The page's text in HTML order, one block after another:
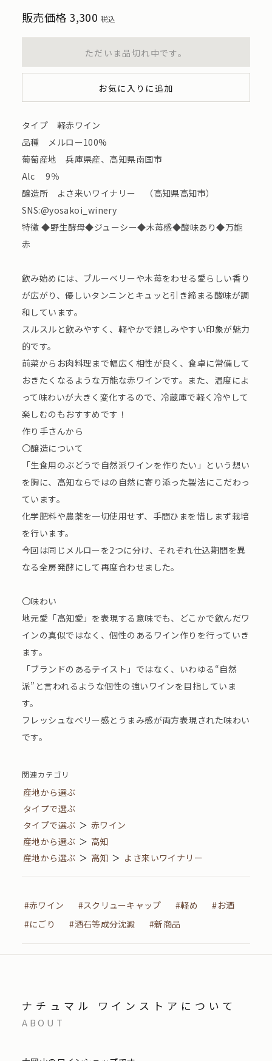
販売価格 3,300 税込
ただいま品切れ中です。
お気に入りに追加
タイプ 軽赤ワイン
品種 メルロー100%
葡萄産地 兵庫県産、高知県南国市
Alc 9％
醸造所 よさ来いワイナリー （高知県高知市）
SNS:@yosakoi_winery
特徴 ◆野生酵母◆ジューシー◆木苺感◆酸味あり◆万能
赤
飲み始めには、ブルーベリーや木苺をわせる愛らしい香り
が広がり、優しいタンニンとキュッと引き締まる酸味が調
和しています。
スルスルと飲みやすく、軽やかで親しみやすい印象が魅力
的です。
前菜からお肉料理まで幅広く相性が良く、食卓に常備して
おきたくなるような万能な赤ワインです。また、温度によ
って味わいが大きく変化するので、冷蔵庫で軽く冷やして
楽しむのもおすすめです！
作り手さんから
〇醸造について
「生食用のぶどうで自然派ワインを作りたい」という想い
を胸に、高知ならではの自然に寄り添った製法にこだわっ
ています。
化学肥料や農薬を一切使用せず、手間ひまを惜しまず栽培
を行います。
今回は同じメルローを2つに分け、それぞれ仕込期間を異
なる全房発酵にして再度合わせました。
〇味わい
地元愛「高知愛」を表現する意味でも、どこかで飲んだワ
インの真似ではなく、個性のあるワイン作りを行っていき
ます。
「ブランドのあるテイスト」ではなく、いわゆる“自然
派”と言われるような個性の強いワインを目指していま
す。
フレッシュなベリー感とうまみ感が両方表現された味わい
です。
関連カテゴリ
産地から選ぶ
タイプで選ぶ
タイプで選ぶ ＞ 赤ワイン
産地から選ぶ ＞ 高知
産地から選ぶ ＞ 高知 ＞ よさ来いワイナリー
#赤ワイン #スクリューキャップ #軽め
#お酒
#にごり
#酒石等成分沈澱 #新商品
ナチュマル ワインストアについて
ABOUT